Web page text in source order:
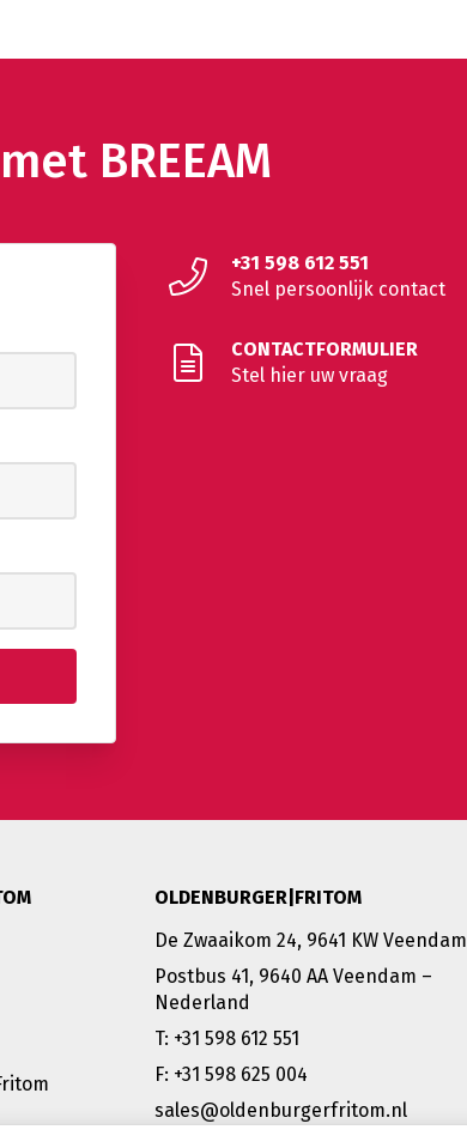
BREEAM
+31 598 612 551
Snel persoonlijk contact
CONTACTFORMULIER
Stel hier uw vraag
OLDENBURGER|FRITOM
De Zwaaikom 24, 9641 KW Veendam
Postbus 41, 9640 AA Veendam –
Nederland
T: +31 598 612 551
F: +31 598 625 004
sales@oldenburgerfritom.nl